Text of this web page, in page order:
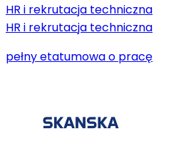
HR i rekrutacja techniczna
HR i rekrutacja techniczna
pełny etatumowa o pracę